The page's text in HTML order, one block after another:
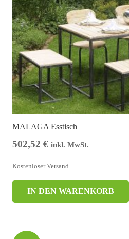
MALAGA Esstisch
502,52 € inkl. MwSt.
Kostenloser Versand
IN DEN WARENKORB